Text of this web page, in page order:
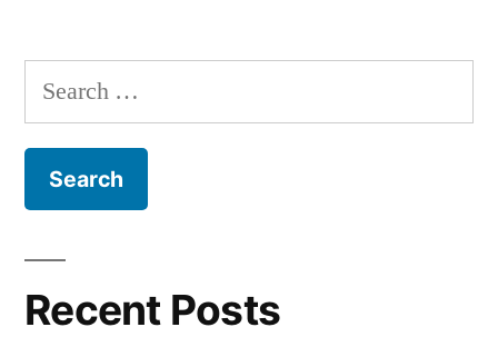
Search
for:
Recent Posts